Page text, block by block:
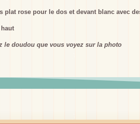
plat rose pour le dos et devant blanc avec
le doudou que vous voyez sur la photo